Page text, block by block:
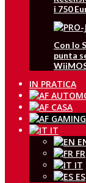
i 750
Con lo
punta
IN PRATICA
IT
FR
IT
ES